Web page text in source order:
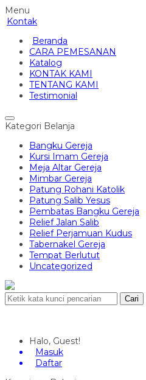
Menu
Kontak
Beranda
CARA PEMESANAN
Katalog
KONTAK KAMI
TENTANG KAMI
Testimonial
Kategori Belanja
Bangku Gereja
Kursi Imam Gereja
Meja Altar Gereja
Mimbar Gereja
Patung Rohani Katolik
Patung Salib Yesus
Pembatas Bangku Gereja
Relief Jalan Salib
Relief Perjamuan Kudus
Tabernakel Gereja
Tempat Berlutut
Uncategorized
Cari
Halo, Guest!
Masuk
Daftar